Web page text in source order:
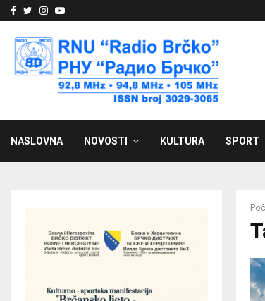
Facebook
Twitter
Instagram
Youtube
NASLOVNA NOVOSTI KULTURA SPORT